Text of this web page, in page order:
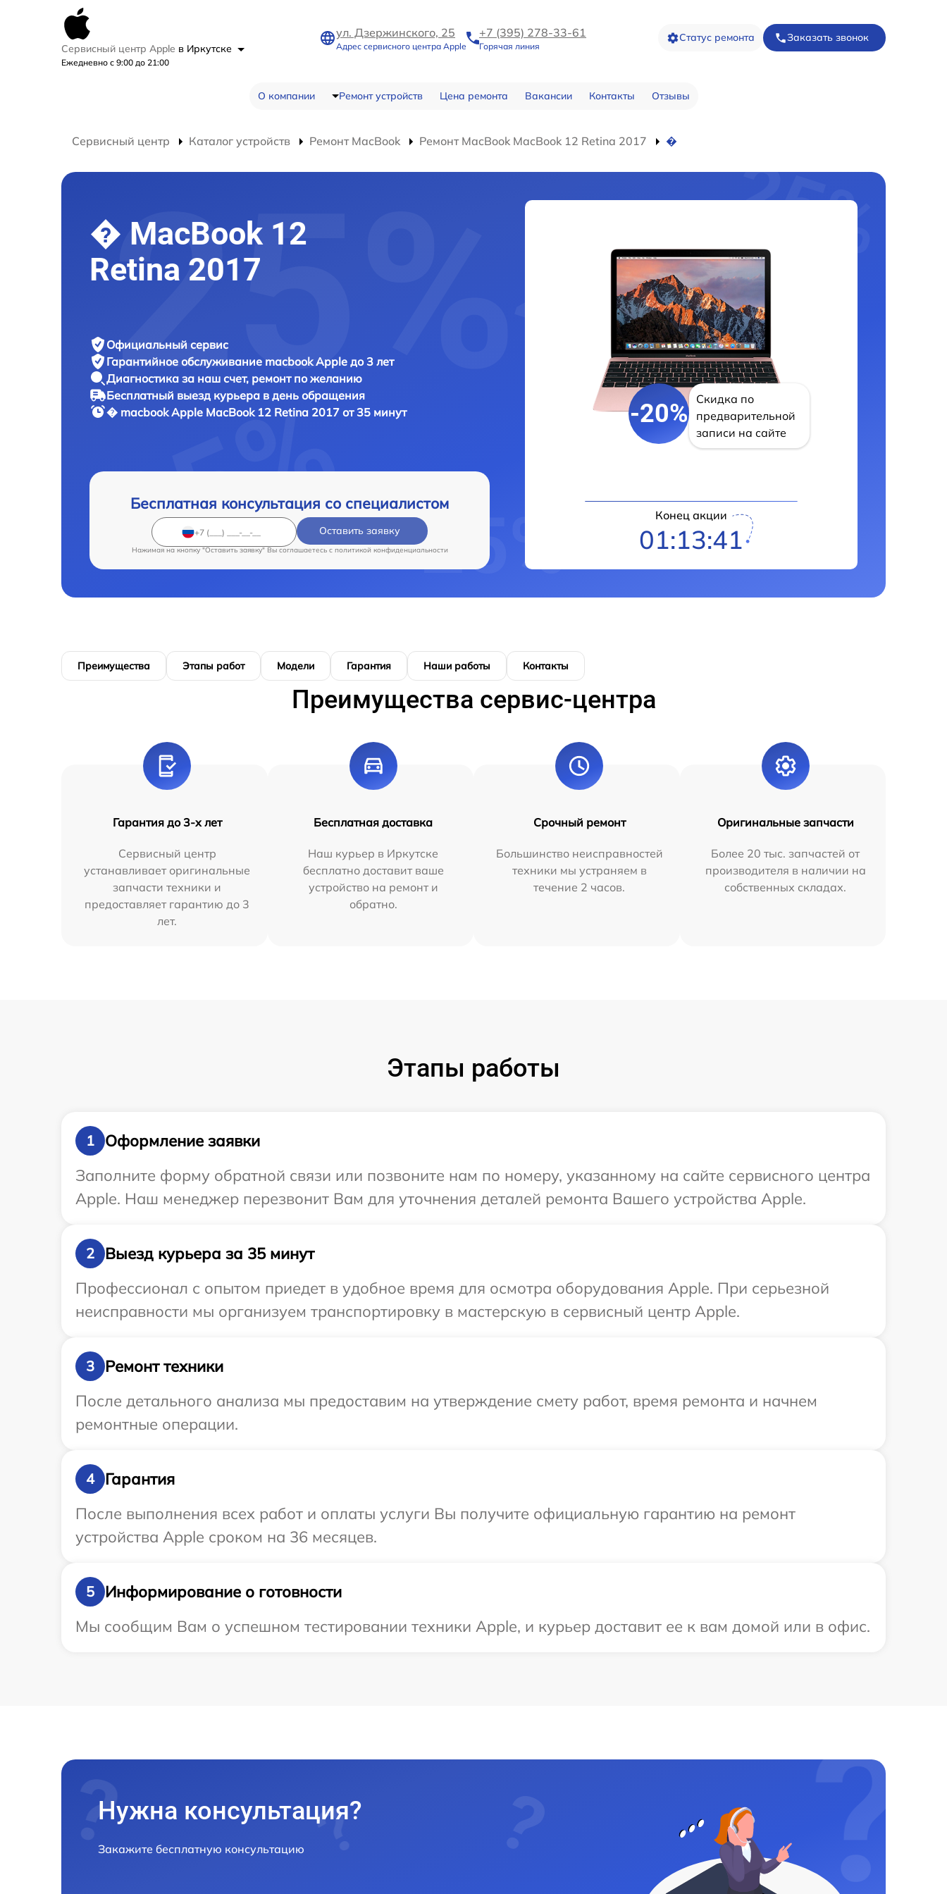
Сервисный центр Apple в Иркутске
Ежедневно с 9:00 до 21:00
ул. Дзержинского, 25
Адрес сервисного центра Apple
+7 (395) 278-33-61
Горячая линия
Статус ремонта Заказать звонок
О компании Ремонт устройств Цена ремонта Вакансии Контакты Отзывы
Сервисный центр Каталог устройств Ремонт MacBook Ремонт MacBook MacBook 12 Retina 2017 �
� MacBook 12
Retina 2017
Официальный сервис
Гарантийное обслуживание macbook Apple до 3 лет
Диагностика за наш счет, ремонт по желанию
Бесплатный выезд курьера в день обращения
� macbookApple MacBook 12 Retina 2017 от 35 минут
Бесплатная консультация со специалистом
Оставить заявку
Нажимая на кнопку "Оставить заявку" Вы соглашаетесь c политикой конфиденциальности
-20%
Скидка по
предварительной
записи на сайте
Конец акции
01:13:40
Преимущества Этапы работ Модели Гарантия Наши работы Контакты
Преимущества сервис-центра
Гарантия до 3-х лет
Сервисный центр
устанавливает оригинальные
запчасти техники и
предоставляет гарантию до 3
лет.
Бесплатная доставка
Наш курьер в Иркутске
бесплатно доставит ваше
устройство на ремонт и
обратно.
Срочный ремонт
Большинство неисправностей
техники мы устраняем в
течение 2 часов.
Оригинальные запчасти
Более 20 тыс. запчастей от
производителя в наличии на
собственных складах.
Этапы работы
1
Оформление заявки
Заполните форму обратной связи или позвоните нам по номеру, указанному на сайте сервисного центра
Apple. Наш менеджер перезвонит Вам для уточнения деталей ремонта Вашего устройства Apple.
2
Выезд курьера за 35 минут
Профессионал с опытом приедет в удобное время для осмотра оборудования Apple. При серьезной
неисправности мы организуем транспортировку в мастерскую в сервисный центр Apple.
3
Ремонт техники
После детального анализа мы предоставим на утверждение смету работ, время ремонта и начнем
ремонтные операции.
4
Гарантия
После выполнения всех работ и оплаты услуги Вы получите официальную гарантию на ремонт
устройства Apple сроком на 36 месяцев.
5
Информирование о готовности
Мы сообщим Вам о успешном тестировании техники Apple, и курьер доставит ее к вам домой или в офис.
Нужна консультация?
Закажите бесплатную консультацию